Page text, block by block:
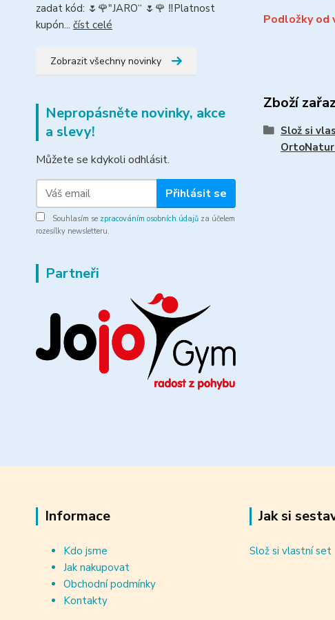
zadat kód: 🌷🌹"JARO“ 🌷🌹 ‼️Platnost
kupón... číst celé
Zobrazit všechny novinky
Nepropásněte novinky, akce
a slevy!
Můžete se kdykoli odhlásit.
Přihlásit se
Souhlasím se zpracováním osobních údajů za účelem
rozesílky newsletteru.
Partneři
Podložky od
Zboží
Slož si
Informace
Kdo jsme
Jak nakupovat
Obchodní podmínky
Kontakty
Jak si
Slož si vlastní set